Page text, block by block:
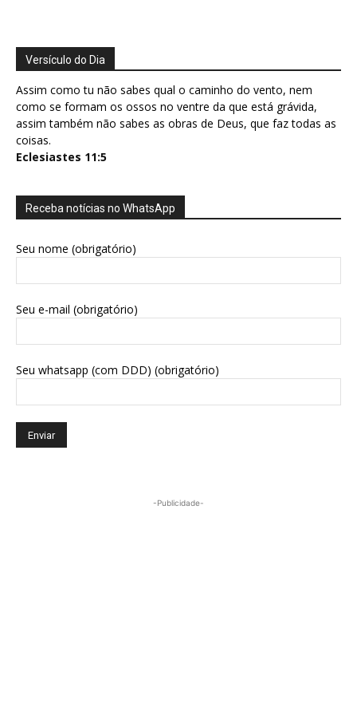
Versículo do Dia
Assim como tu não sabes qual o caminho do vento, nem
como se formam os ossos no ventre da que está grávida,
assim também não sabes as obras de Deus, que faz todas as
coisas.
Eclesiastes 11:5
Receba notícias no WhatsApp
Seu nome (obrigatório)
Seu e-mail (obrigatório)
Seu whatsapp (com DDD) (obrigatório)
-Publicidade-